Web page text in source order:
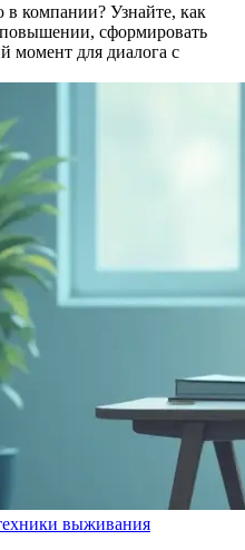
компании? Узнайте, как
повышении, сформировать
момент для диалога с
выживания